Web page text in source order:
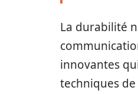
La durabilité
innovantes
techniques